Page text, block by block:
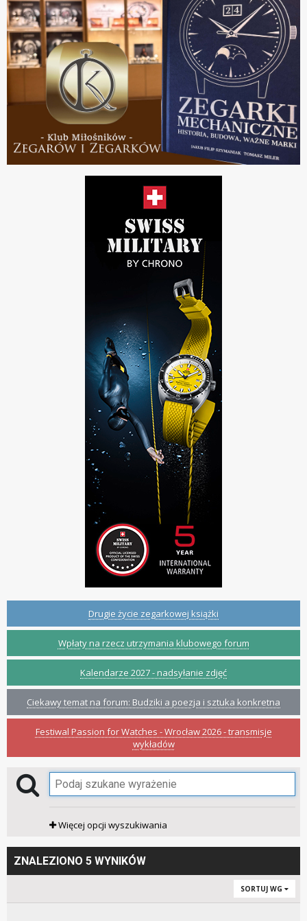
Drugie życie zegarkowej książki
Wpłaty na rzecz utrzymania klubowego forum
Kalendarze 2027 - nadsyłanie zdjęć
Ciekawy temat na forum: Budziki a poezja i sztuka konkretna
Festiwal Passion for Watches - Wrocław 2026 - transmisje
wykładów
Więcej opcji wyszukiwania
ZNALEZIONO 5 WYNIKÓW
SORTUJ WG